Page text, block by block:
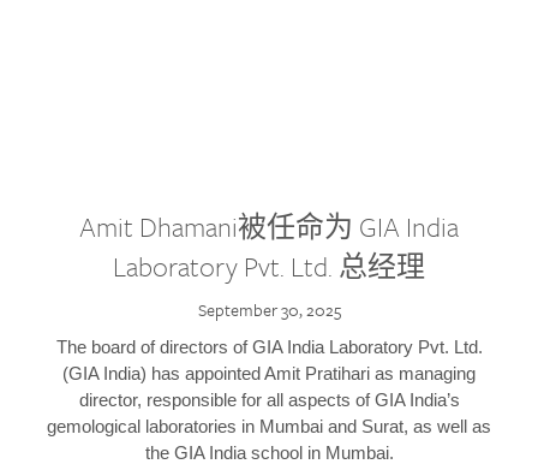
Amit Dhamani被任命为 GIA India
Laboratory Pvt. Ltd. 总经理
September 30, 2025
The board of directors of GIA India Laboratory Pvt. Ltd.
(GIA India) has appointed Amit Pratihari as managing
director, responsible for all aspects of GIA India’s
gemological laboratories in Mumbai and Surat, as well as
the GIA India school in Mumbai.